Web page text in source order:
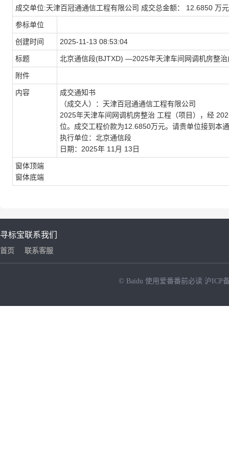
成交单位:天津百冠通通信工程有限公司 成交总金额： 12.6850 万元
参标单位
创建时间 2025-11-13 08:53:04
标题 北京通信段(BJTXD) —2025年天津车间网调机房整治
附件
内容
成交通知书
（成交人）：天津百冠通通信工程有限公司
2025年天津车间网调机房整治 工程（项目），经
位。成交工程价款为12.6850万元。请贵单位接到本
执行单位：北京通信段
日期： 2025年 11月 13日
窗体顶端
窗体底端
寻标宝
首页
联系我们
联系客服
© Baidu 使用爱番番前必读 沪ICP